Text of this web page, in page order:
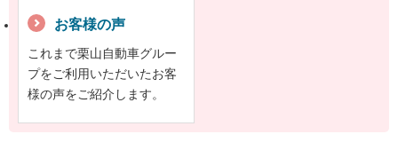
お客様の声
これまで栗山自動車グルー
プをご利用いただいたお客
様の声をご紹介します。